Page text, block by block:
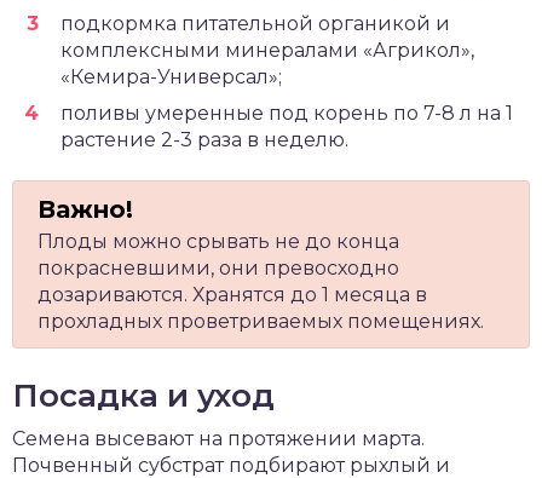
подкормка питательной органикой и
комплексными минералами «Агрикол»,
«Кемира-Универсал»;
поливы умеренные под корень по 7-8 л на 1
растение 2-3 раза в неделю.
Плоды можно срывать не до конца
покрасневшими, они превосходно
дозариваются. Хранятся до 1 месяца в
прохладных проветриваемых помещениях.
Посадка и уход
Семена высевают на протяжении марта.
Почвенный субстрат подбирают рыхлый и